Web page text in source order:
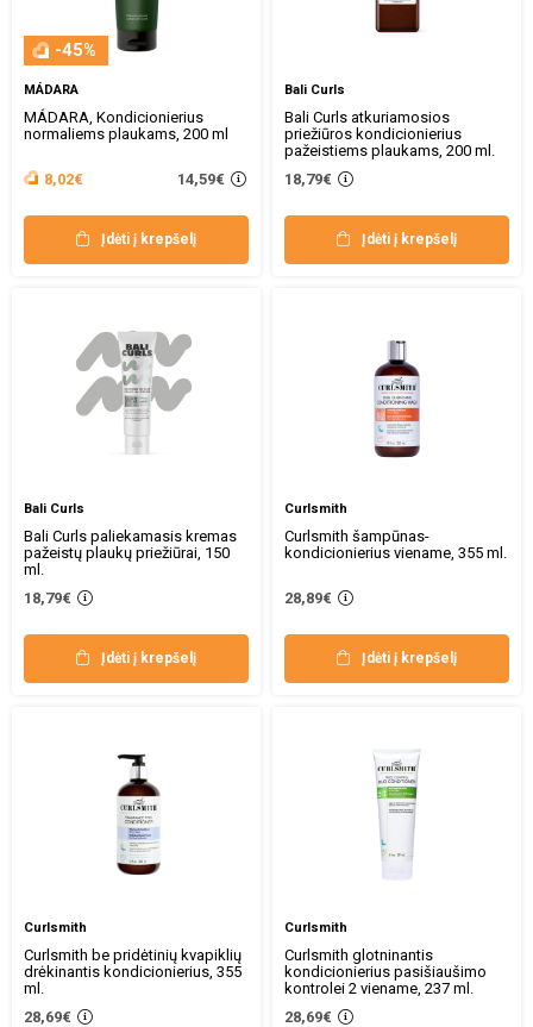
-45%
MÁDARA
MÁDARA, Kondicionierius
normaliems plaukams, 200 ml
8,02€ 14,59€
Įdėti į krepšelį
Bali Curls
Bali Curls atkuriamosios
priežiūros kondicionierius
pažeistiems plaukams, 200 ml.
18,79€
Įdėti į krepšelį
Bali Curls
Bali Curls paliekamasis kremas
pažeistų plaukų priežiūrai, 150
ml.
18,79€
Įdėti į krepšelį
Curlsmith
Curlsmith šampūnas-
kondicionierius viename, 355 ml.
28,89€
Įdėti į krepšelį
Curlsmith
Curlsmith be pridėtinių kvapiklių
drėkinantis kondicionierius, 355
ml.
28,69€
Curlsmith
Curlsmith glotninantis
kondicionierius pasišiaušimo
kontrolei 2 viename, 237 ml.
28,69€